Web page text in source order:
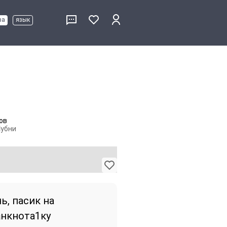
язык
пасик на